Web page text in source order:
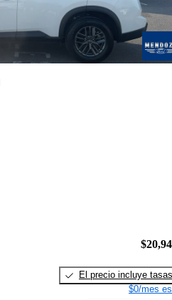
El precio incluye tasas
$0/mes